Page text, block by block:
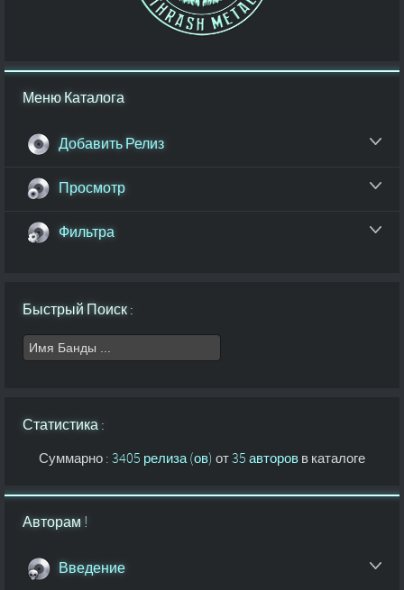
Меню Каталога
Добавить Релиз
Просмотр
Фильтра
Быстрый Поиск :
Статистика :
Суммарно : 3405 релиза (ов) от35 авторов в каталоге
Авторам !
Введение